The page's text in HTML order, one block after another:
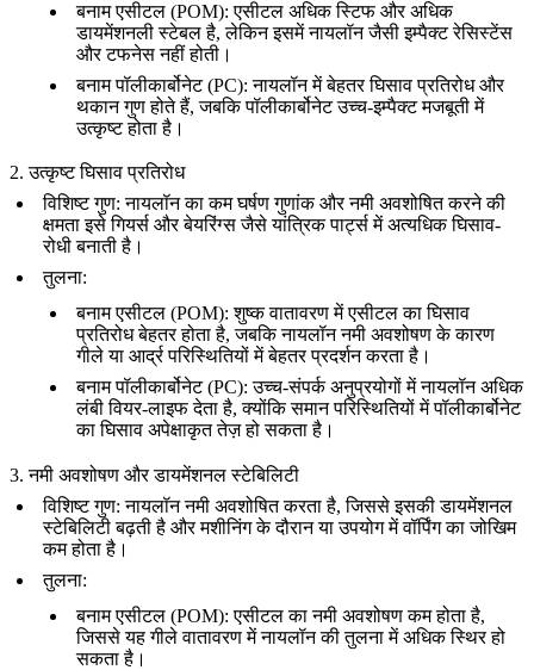
बनामएसीटल (POM): एसीटल अधिक स्टिफ और अधिक
डायमेंशनली स्टेबल है, लेकिन इसमें नायलॉन जैसी इम्पैक्ट रेसिस्टेंस
और टफनेस नहीं होती।
बनामपॉलीकार्बोनेट (PC): नायलॉन में बेहतर घिसाव प्रतिरोध और
थकान गुण होते हैं, जबकि पॉलीकार्बोनेट उच्च-इम्पैक्ट मजबूती में
उत्कृष्ट होता है।
2. उत्कृष्ट घिसाव प्रतिरोध
विशिष्ट गुण: नायलॉन का कम घर्षण गुणांक और नमी अवशोषित करने की
क्षमता इसे गियर्स और बेयरिंग्स जैसे यांत्रिक पार्ट्स में अत्यधिक घिसाव-
रोधी बनाती है।
तुलना:
बनामएसीटल (POM): शुष्क वातावरण में एसीटल का घिसाव
प्रतिरोध बेहतर होता है, जबकि नायलॉन नमी अवशोषण के कारण
गीले या आर्द्र परिस्थितियों में बेहतर प्रदर्शन करता है।
बनामपॉलीकार्बोनेट (PC): उच्च-संपर्क अनुप्रयोगों में नायलॉन अधिक
लंबी वियर-लाइफ देता है, क्योंकि समान परिस्थितियों में पॉलीकार्बोनेट
का घिसाव अपेक्षाकृत तेज़ हो सकता है।
3. नमी अवशोषण और डायमेंशनल स्टेबिलिटी
विशिष्ट गुण: नायलॉन नमी अवशोषित करता है, जिससे इसकी डायमेंशनल
स्टेबिलिटी बढ़ती है और मशीनिंग के दौरान या उपयोग में वॉर्पिंग का जोखिम
कम होता है।
तुलना:
बनामएसीटल (POM): एसीटल का नमी अवशोषण कम होता है,
जिससे यह गीले वातावरण में नायलॉन की तुलना में अधिक स्थिर हो
सकता है।